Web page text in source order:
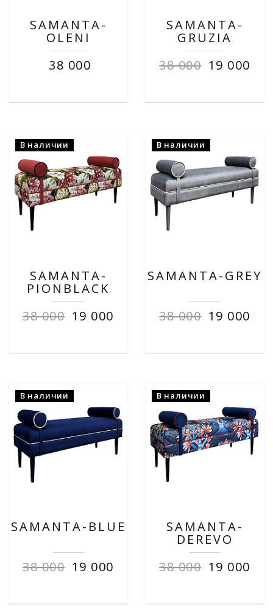
SAMANTA-
OLENI
38 000
SAMANTA-
GRUZIA
38 000 19 000
В наличии
SAMANTA-
PIONBLACK
38 000 19 000
В наличии
SAMANTA-GREY
38 000 19 000
В наличии
SAMANTA-BLUE
38 000 19 000
В наличии
SAMANTA-
DEREVO
38 000 19 000